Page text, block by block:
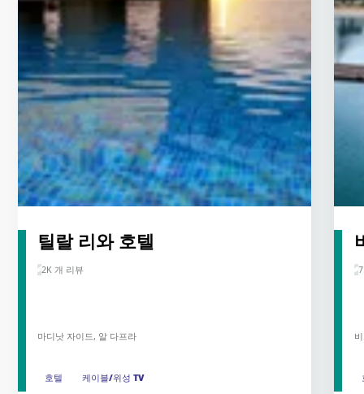
틸랄 리와 호텔
2K 개 리뷰
마디낫 자이드, 알 다프라
호텔 케이블/위성 TV
호텔 케이블/위성 TV